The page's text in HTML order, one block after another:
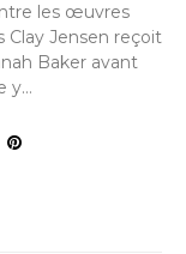
les œuvres
Clay Jensen reçoit
Baker avant
y…